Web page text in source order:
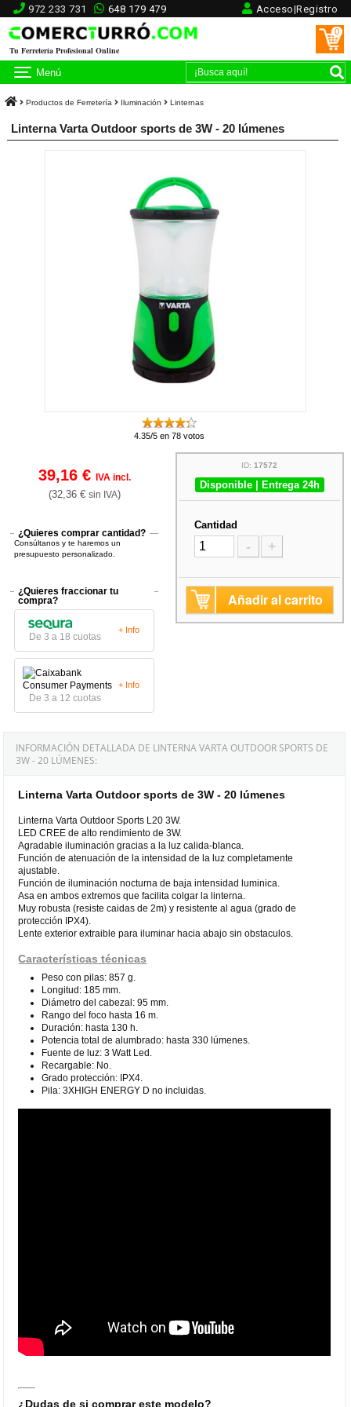
972 233 731 648 179 479 Acceso|Registro
Tu Ferretería Profesional Online
0
Menú
Productos de Ferretería Iluminación Linternas
Linterna Varta Outdoor sports de 3W - 20 lúmenes
4.35/5 en 78 votos
39,16 € IVA incl.
(32,36 € sin IVA)
¿Quieres comprar cantidad?
Consúltanos y te haremos un
presupuesto personalizado.
¿Quieres fraccionar tu
compra?
De 3 a 18 cuotas
+ Info
De 3 a 12 cuotas
+ Info
ID:17572
Disponible | Entrega 24h
Cantidad
- +
Añadir al carrito
INFORMACIÓN DETALLADA DE LINTERNA VARTA OUTDOOR SPORTS DE
3W - 20 LÚMENES:
Linterna Varta Outdoor sports de 3W - 20 lúmenes
Linterna Varta Outdoor Sports L20 3W.
LED CREE de alto rendimiento de 3W.
Agradable iluminación gracias a la luz calida-blanca.
Función de atenuación de la intensidad de la luz completamente
ajustable.
Función de iluminación nocturna de baja intensidad luminica.
Asa en ambos extremos que facilita colgar la linterna.
Muy robusta (resiste caidas de 2m) y resistente al agua (grado de
protección IPX4).
Lente exterior extraible para iluminar hacia abajo sin obstaculos.
Características técnicas
Peso con pilas: 857 g.
Longitud: 185 mm.
Diámetro del cabezal: 95 mm.
Rango del foco hasta 16 m.
Duración: hasta 130 h.
Potencia total de alumbrado: hasta 330 lúmenes.
Fuente de luz: 3 Watt Led.
Recargable: No.
Grado protección: IPX4.
Pila: 3XHIGH ENERGY D no incluidas.
¿Dudas de si comprar este modelo?